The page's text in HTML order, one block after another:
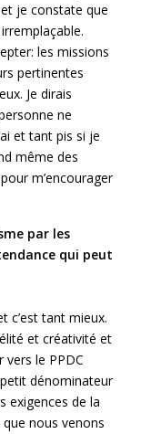
je constate que
les missions
pertinentes
Je dirais
ne
et tant pis si je
même des
m’encourager
par les
qui peut
c’est tant mieux.
et créativité et
le PPDC
dénominateur
exigences de la
nous venons